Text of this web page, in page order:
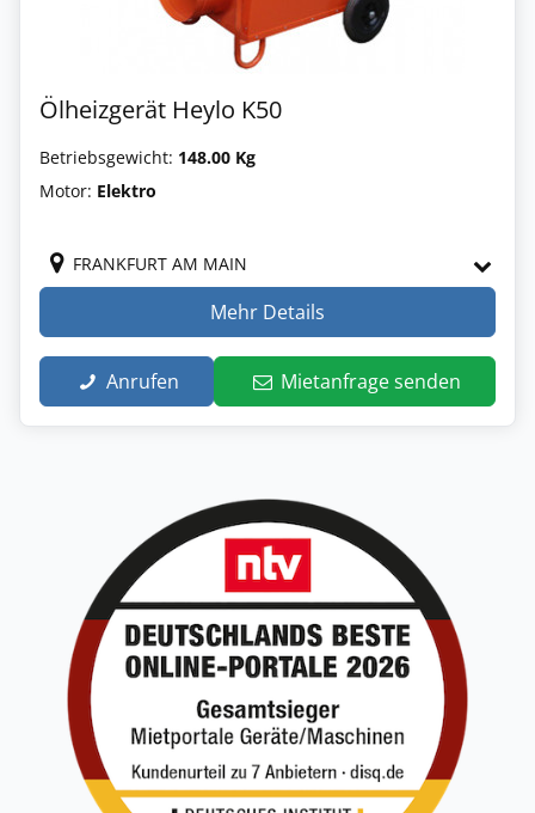
Ölheizgerät Heylo K50
Betriebsgewicht: 148.00 Kg
Motor: Elektro
FRANKFURT AM MAIN
Mehr Details
Anrufen Mietanfrage senden